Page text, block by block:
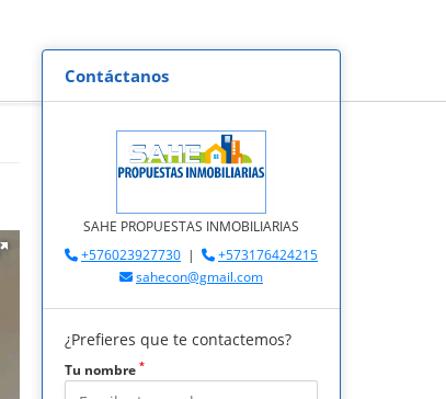
Contáctanos
SAHE PROPUESTAS INMOBILIARIAS
+576023927730 |
+573176424215
sahecon@gmail.com
¿Prefieres que te contactemos?
Tu nombre *